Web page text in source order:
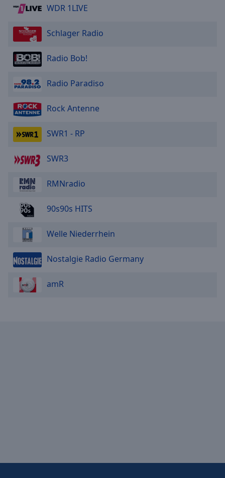
WDR 1LIVE
Schlager Radio
Radio Bob!
Radio Paradiso
Rock Antenne
SWR1 - RP
SWR3
RMNradio
90s90s HITS
Welle Niederrhein
Nostalgie Radio Germany
amR